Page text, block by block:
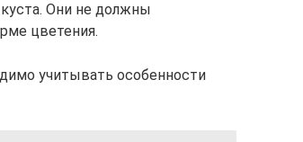
Они не должны
цветения.
учитывать особенности